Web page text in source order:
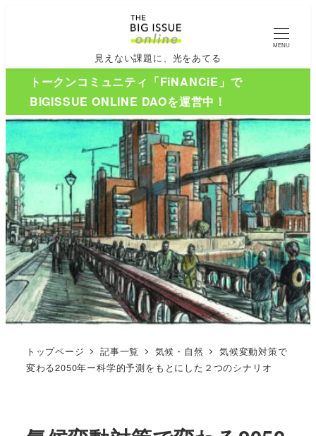
見えない課題に、光をあてる
MENU
トークンコミュニティ「FiNANCiE」で
BIGISSUE ONLINE DAOを運営中！
トップページ 記事一覧 気候・自然
気候変動対策で
変わる2050年ー科学的予測をもとにした２つのシナリオ